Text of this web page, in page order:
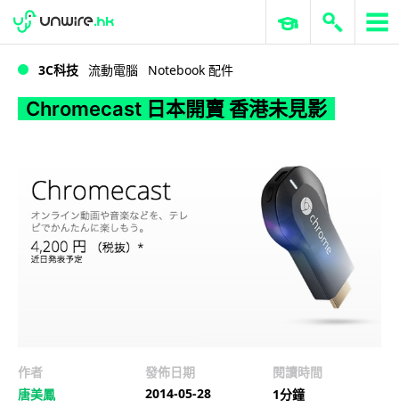
Chromecast 日本開賣 香港未見影
WWDC 2026 ERP 與商業 AI
3C科技 流動電腦 Notebook 配件
Chromecast 日本開賣 香港未見影
作者
唐美鳳
發佈日期
2014-05-28
閱讀時間
1分鐘